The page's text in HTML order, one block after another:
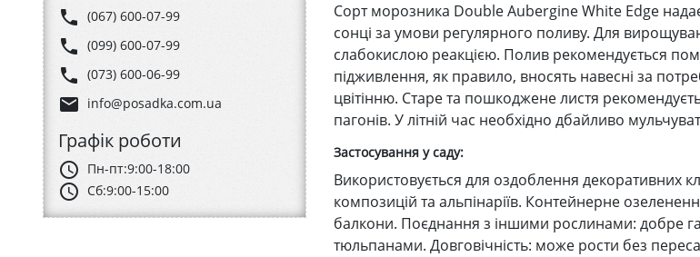
phone (067) 600-07-99
phone (099) 600-07-99
phone (073) 600-06-99
email info@posadka.com.ua
Графік роботи
schedule Пн-пт:9:00-18:00
schedule Сб:9:00-15:00
Сорт морозника Double Aubergine White Edge надає
сонці за умови регулярного поливу. Для
слабокислою реакцією. Полив рекомендується
підживлення, як правило, вносять навесні за
цвітінню. Старе та пошкоджене листя
пагонів. У літній час необхідно дбайливо
Застосування у саду:
Використовується для оздоблення декоративних
композицій та альпінаріїв. Контейнерне
балкони. Поєднання з іншими рослинами: добре
тюльпанами. Довговічність: може рости без